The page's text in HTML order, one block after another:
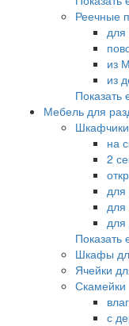
Реечные
для
из
из
Показать
Мебель для
на
2
для
для
Показать
Шкафы
Ячейки
Скамейки
с